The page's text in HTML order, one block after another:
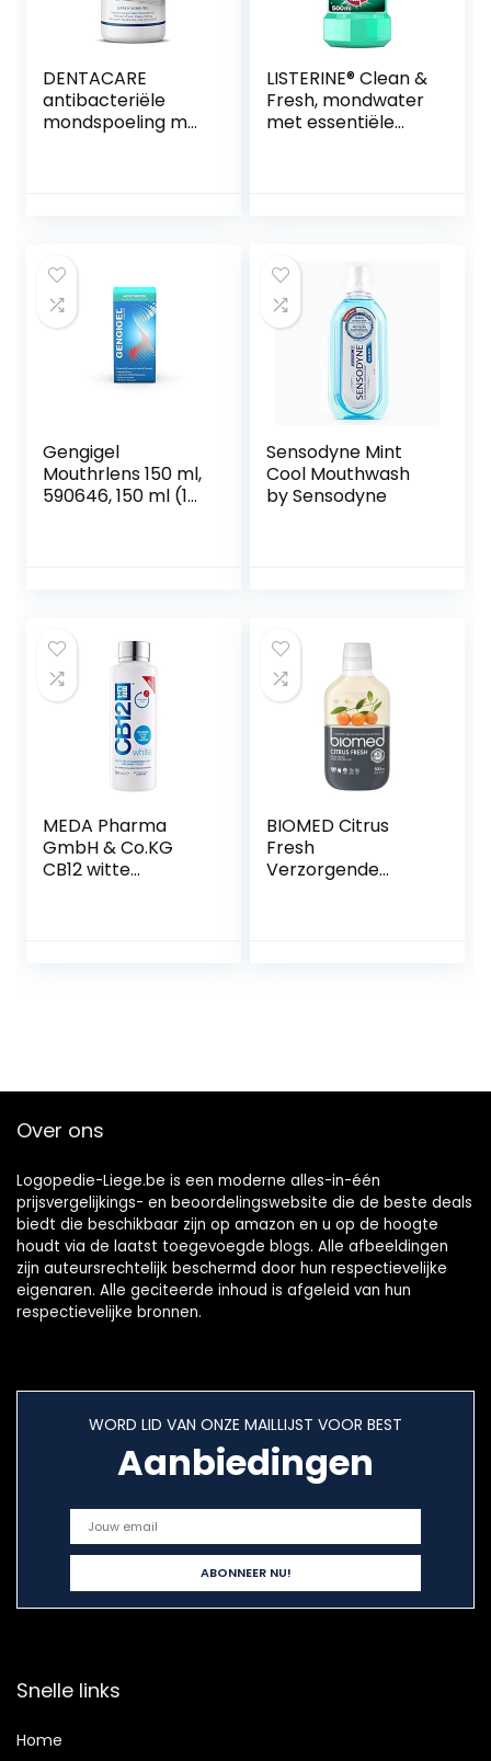
DENTACARE
antibacteriële
mondspoeling met
tandvorming,
effectieve
parodontitis en
cariësbeschermin
g (250ml).
LISTERINE® Clean &
Fresh, mondwater
met essentiële
de beugel, 500 ml
Gengigel
Mouthrlens 150 ml,
590646, 150 ml (1
Sensodyne Mint
Cool Mouthwash
by Sensodyne
MEDA Pharma
GmbH & Co.KG
CB12 witte
BIOMED Citrus
Fresh
Verzorgende
Over ons
Logopedie-Liege.be is een moderne alles-in-één
prijsvergelijkings- en beoordelingswebsite die de beste deals
biedt die beschikbaar zijn op amazon en u op de hoogte
houdt via de laatst toegevoegde blogs. Alle afbeeldingen
zijn auteursrechtelijk beschermd door hun respectievelijke
eigenaren. Alle geciteerde inhoud is afgeleid van hun
respectievelijke bronnen.
WORD LID VAN ONZE MAILLIJST VOOR BEST
Aanbiedingen
Snelle links
Home